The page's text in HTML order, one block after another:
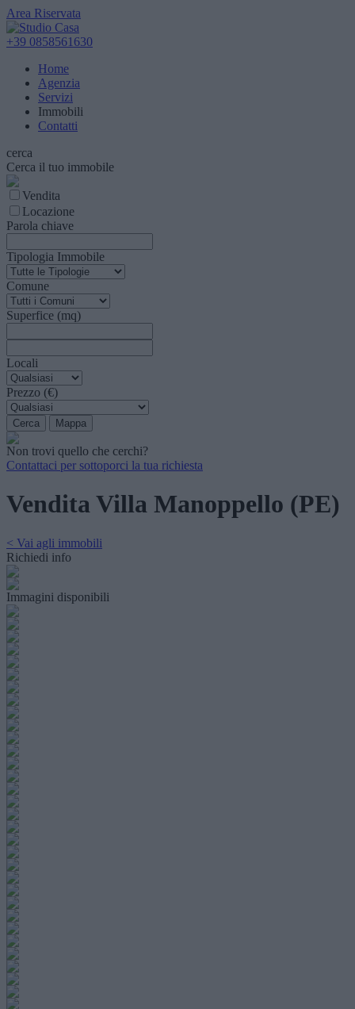
Area Riservata
+39 0858561630
Home
Agenzia
Servizi
Immobili
Contatti
cerca
Cerca il tuo immobile
Vendita
Locazione
Parola chiave
Tipologia Immobile
Comune
Superfice (mq)
Locali
Prezzo (€)
Non trovi quello che cerchi?
Contattaci per sottoporci la tua richiesta
Vendita Villa Manoppello (PE)
< Vai agli immobili
Richiedi info
Immagini disponibili